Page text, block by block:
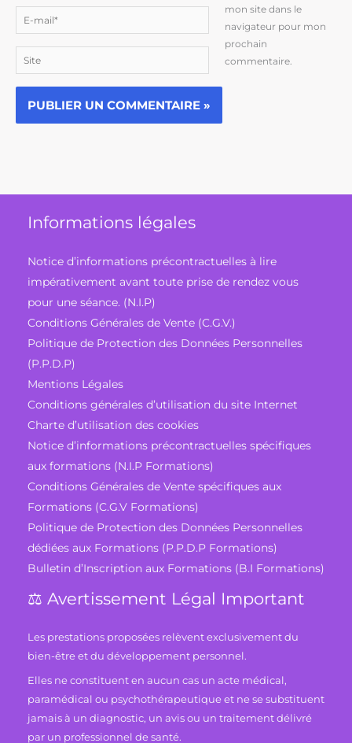
mail*
mon site dans le
navigateur pour mon
prochain
commentaire.
Informations légales
Notice d’informations précontractuelles à lire
impérativement avant toute prise de rendez vous
pour une séance. (N.I.P)
Conditions Générales de Vente (C.G.V.)
Politique de Protection des Données Personnelles
(P.P.D.P)
Mentions Légales
Conditions générales d’utilisation du site Internet
Charte d’utilisation des cookies
Notice d’informations précontractuelles spécifiques
aux formations (N.I.P Formations)
Conditions Générales de Vente spécifiques aux
Formations (C.G.V Formations)
Politique de Protection des Données Personnelles
dédiées aux Formations (P.P.D.P Formations)
Bulletin d’Inscription aux Formations (B.I Formations)
⚖️ Avertissement Légal Important
Les prestations proposées relèvent exclusivement du
bien-être et du développement personnel.
Elles ne constituent en aucun cas un acte médical,
paramédical ou psychothérapeutique et ne se substituent
jamais à un diagnostic, un avis ou un traitement délivré
par un professionnel de santé.